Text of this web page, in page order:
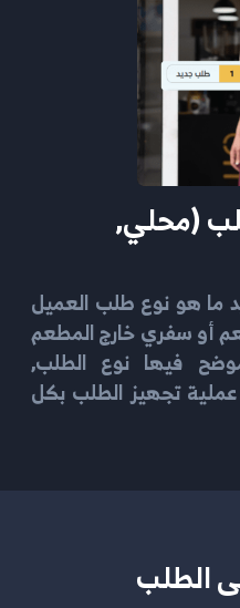
(محلي,
ما هو نوع طلب العميل
أو سفري خارج المطعم
فيها نوع الطلب,
تجهيز الطلب بكل
الطلب